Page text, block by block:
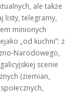
ale także
listy, telegramy,
minionych
„od kuchni”: z
Narodowego,
scenie
(ziemian,